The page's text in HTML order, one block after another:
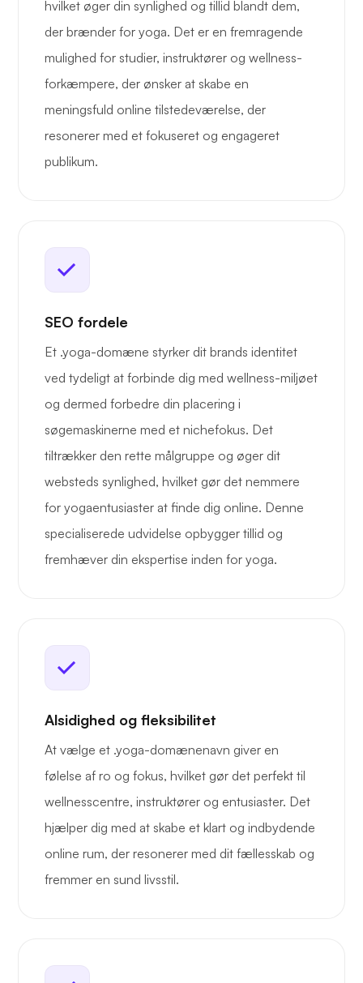
hvilket øger din synlighed og tillid blandt dem,
der brænder for yoga. Det er en fremragende
mulighed for studier, instruktører og wellness-
forkæmpere, der ønsker at skabe en
meningsfuld online tilstedeværelse, der
resonerer med et fokuseret og engageret
publikum.
SEO fordele
Et .yoga-domæne styrker dit brands identitet
ved tydeligt at forbinde dig med wellness-miljøet
og dermed forbedre din placering i
søgemaskinerne med et nichefokus. Det
tiltrækker den rette målgruppe og øger dit
websteds synlighed, hvilket gør det nemmere
for yogaentusiaster at finde dig online. Denne
specialiserede udvidelse opbygger tillid og
fremhæver din ekspertise inden for yoga.
Alsidighed og fleksibilitet
At vælge et .yoga-domænenavn giver en
følelse af ro og fokus, hvilket gør det perfekt til
wellnesscentre, instruktører og entusiaster. Det
hjælper dig med at skabe et klart og indbydende
online rum, der resonerer med dit fællesskab og
fremmer en sund livsstil.